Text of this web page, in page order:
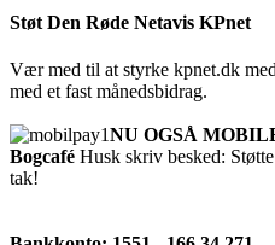
Støt Den Røde Netavis KPnet
Vær med til at styrke kpnet.dk
med et fast månedsbidrag.
NU OGSÅ
Bogcafé Husk skriv besked:
tak!